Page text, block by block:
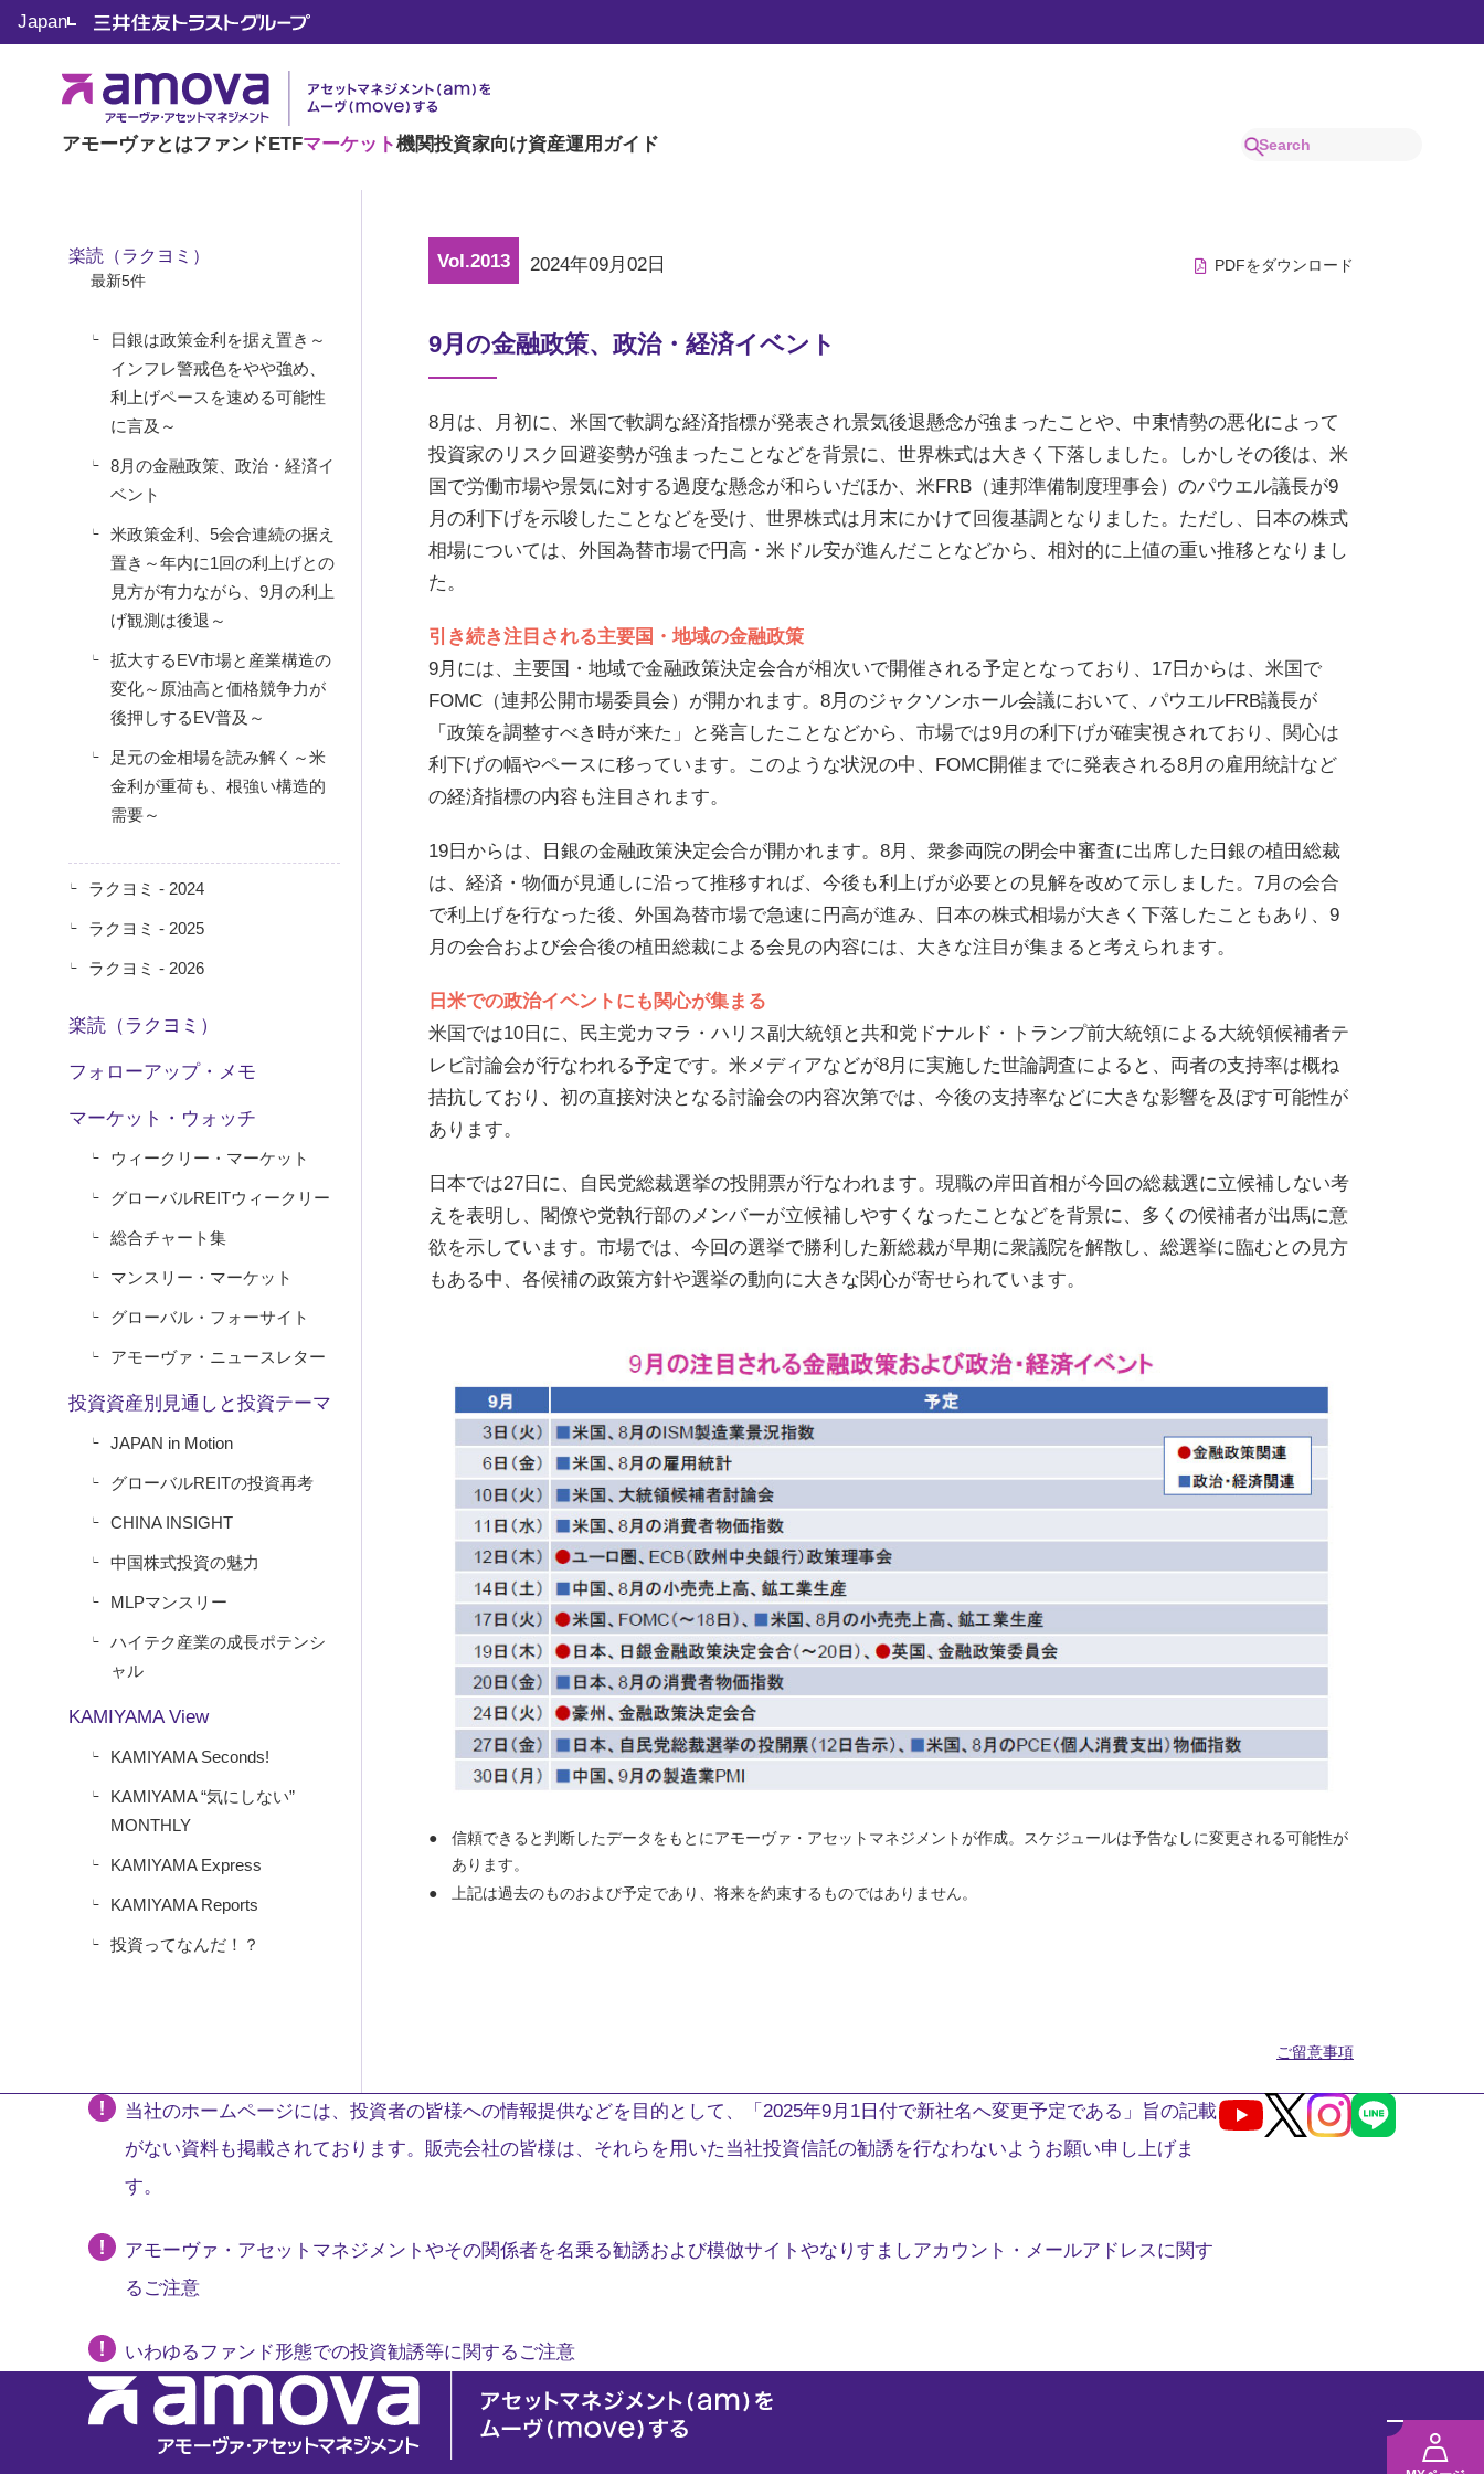
アモーヴァとはファンドETFマーケット機関投資家向け資産運用ガイド
Japan
マーケット情報
楽読（ラクヨミ）
楽読（ラクヨミ）
最新5件
日銀は政策金利を据え置き～
インフレ警戒色をやや強め、
利上げペースを速める可能性
に言及～
8月の金融政策、政治・経済イ
ベント
米政策金利、5会合連続の据え
置き～年内に1回の利上げとの
見方が有力ながら、9月の利上
げ観測は後退～
拡大するEV市場と産業構造の
変化～原油高と価格競争力が
後押しするEV普及～
足元の金相場を読み解く～米
金利が重荷も、根強い構造的
需要～
ラクヨミ - 2024
ラクヨミ - 2025
ラクヨミ - 2026
楽読（ラクヨミ）
フォローアップ・メモ
マーケット・ウォッチ
ウィークリー・マーケット
グローバルREITウィークリー
総合チャート集
マンスリー・マーケット
グローバル・フォーサイト
アモーヴァ・ニュースレター
投資資産別見通しと投資テーマ
JAPAN in Motion
グローバルREITの投資再考
CHINA INSIGHT
中国株式投資の魅力
MLPマンスリー
ハイテク産業の成長ポテンシ
ャル
KAMIYAMA View
KAMIYAMA Seconds!
KAMIYAMA “気にしない”
MONTHLY
KAMIYAMA Express
KAMIYAMA Reports
投資ってなんだ！？
Vol.2013 2024年09月02日 PDFをダウンロード
9月の金融政策、政治・経済イベント
8月は、月初に、米国で軟調な経済指標が発表され景気後退懸念が強まったことや、中東情勢の悪化によって
投資家のリスク回避姿勢が強まったことなどを背景に、世界株式は大きく下落しました。しかしその後は、米
国で労働市場や景気に対する過度な懸念が和らいだほか、米FRB（連邦準備制度理事会）のパウエル議長が9
月の利下げを示唆したことなどを受け、世界株式は月末にかけて回復基調となりました。ただし、日本の株式
相場については、外国為替市場で円高・米ドル安が進んだことなどから、相対的に上値の重い推移となりまし
た。
引き続き注目される主要国・地域の金融政策
9月には、主要国・地域で金融政策決定会合が相次いで開催される予定となっており、17日からは、米国で
FOMC（連邦公開市場委員会）が開かれます。8月のジャクソンホール会議において、パウエルFRB議長が
「政策を調整すべき時が来た」と発言したことなどから、市場では9月の利下げが確実視されており、関心は
利下げの幅やペースに移っています。このような状況の中、FOMC開催までに発表される8月の雇用統計など
の経済指標の内容も注目されます。
19日からは、日銀の金融政策決定会合が開かれます。8月、衆参両院の閉会中審査に出席した日銀の植田総裁
は、経済・物価が見通しに沿って推移すれば、今後も利上げが必要との見解を改めて示しました。7月の会合
で利上げを行なった後、外国為替市場で急速に円高が進み、日本の株式相場が大きく下落したこともあり、9
月の会合および会合後の植田総裁による会見の内容には、大きな注目が集まると考えられます。
日米での政治イベントにも関心が集まる
米国では10日に、民主党カマラ・ハリス副大統領と共和党ドナルド・トランプ前大統領による大統領候補者テ
レビ討論会が行なわれる予定です。米メディアなどが8月に実施した世論調査によると、両者の支持率は概ね
拮抗しており、初の直接対決となる討論会の内容次第では、今後の支持率などに大きな影響を及ぼす可能性が
あります。
日本では27日に、自民党総裁選挙の投開票が行なわれます。現職の岸田首相が今回の総裁選に立候補しない考
えを表明し、閣僚や党執行部のメンバーが立候補しやすくなったことなどを背景に、多くの候補者が出馬に意
欲を示しています。市場では、今回の選挙で勝利した新総裁が早期に衆議院を解散し、総選挙に臨むとの見方
もある中、各候補の政策方針や選挙の動向に大きな関心が寄せられています。
信頼できると判断したデータをもとにアモーヴァ・アセットマネジメントが作成。スケジュールは予告なしに変更される可能性が
あります。
上記は過去のものおよび予定であり、将来を約束するものではありません。
ご留意事項
メ
当社のホームページには、投資者の皆様への情報提供などを目的として、「2025年9月1日付で新社名へ変更予定である」旨の記載
がない資料も掲載されております。販売会社の皆様は、それらを用いた当社投資信託の勧誘を行なわないようお願い申し上げま
す。
アモーヴァ・アセットマネジメントやその関係者を名乗る勧誘および模倣サイトやなりすましアカウント・メールアドレスに関す
るご注意
いわゆるファンド形態での投資勧誘等に関するご注意
Youtube
X Instagram
LINE